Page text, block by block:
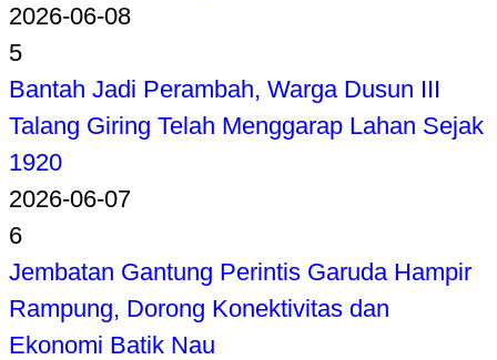
2026-06-08
5
Bantah Jadi Perambah, Warga Dusun III
Talang Giring Telah Menggarap Lahan Sejak
1920
2026-06-07
6
Jembatan Gantung Perintis Garuda Hampir
Rampung, Dorong Konektivitas dan
Ekonomi Batik Nau